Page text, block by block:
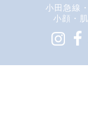
小田急線
小顔・